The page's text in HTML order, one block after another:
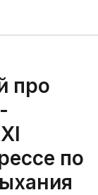
про
по